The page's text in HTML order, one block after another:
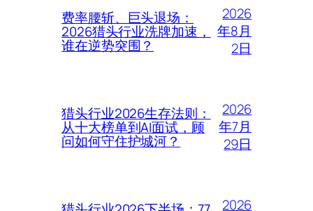
费率腰斩、巨头退场：
2026猎头行业洗牌加速，
谁在逆势突围？
2026
年8月
2日
猎头行业2026生存法则：
从十大榜单到AI面试，顾
问如何守住护城河？
2026
年7月
29日
2026